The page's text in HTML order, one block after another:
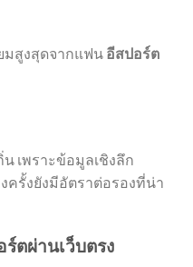
มสูงสุดจากแฟน อีสปอร์ต
เพราะข้อมูลเชิงลึก
ครั้งยังมีอัตราต่อรองที่น่า
ตผ่านเว็บตรง